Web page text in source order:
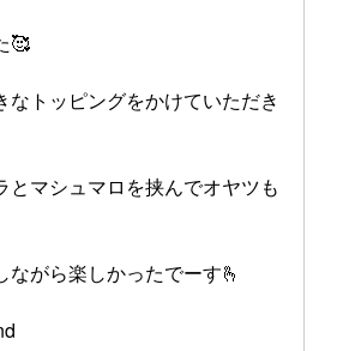
🥰
なトッピングをかけていただき
とマシュマロを挟んでオヤツも
ながら楽しかったでーす🫰